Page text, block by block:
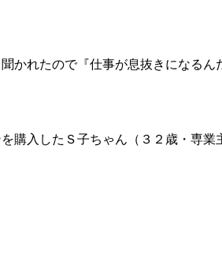
かれたので『仕事が息抜きになる
購入したＳ子ちゃん（３２歳・専業